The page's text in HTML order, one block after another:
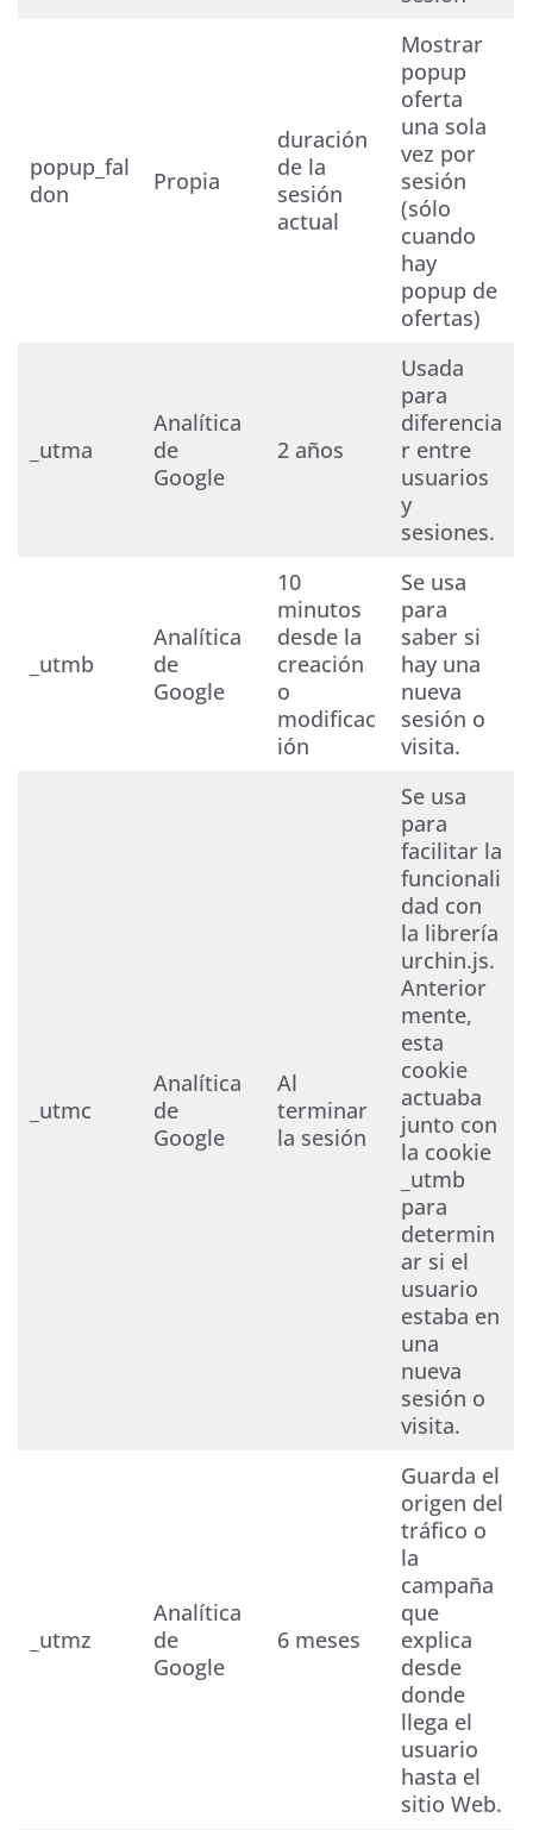
popup_fal
don
Propia
duración
de la
sesión
actual
Mostrar
popup
oferta
una sola
vez por
sesión
(sólo
cuando
hay
popup de
ofertas)
_utma
Analítica
de
Google
2 años
Usada
para
diferencia
r entre
usuarios
y
sesiones.
_utmb
Analítica
de
Google
10
minutos
desde la
creación
o
modificac
ión
Se usa
para
saber si
hay una
nueva
sesión o
visita.
_utmc
Analítica
de
Google
Al
terminar
la sesión
Se usa
para
facilitar la
funcionali
dad con
la librería
urchin.js.
Anterior
mente,
esta
cookie
actuaba
junto con
la cookie
_utmb
para
determin
ar si el
usuario
estaba en
una
nueva
sesión o
visita.
_utmz
Analítica
de
Google
6 meses
Guarda el
origen del
tráfico o
la
campaña
que
explica
desde
donde
llega el
usuario
hasta el
sitio Web.